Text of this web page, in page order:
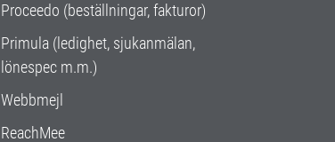
Proceedo (beställningar, fakturor)
Primula (ledighet, sjukanmälan,
lönespec m.m.)
Webbmejl
ReachMee